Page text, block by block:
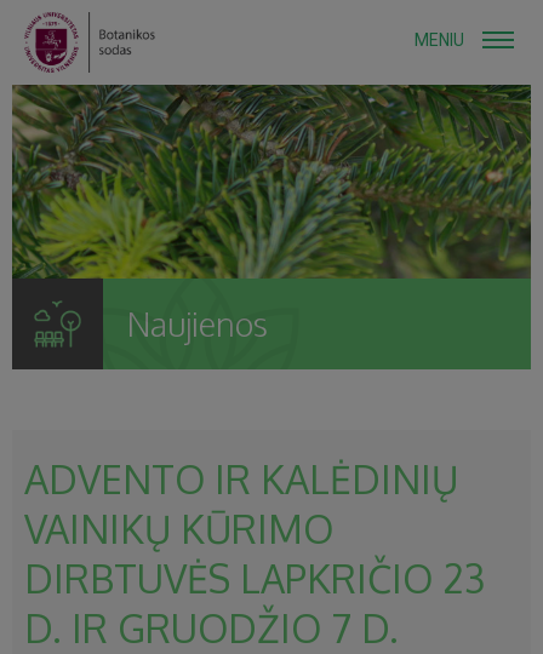
MENIU
Naujienos
ADVENTO IR KALĖDINIŲ
VAINIKŲ KŪRIMO
DIRBTUVĖS LAPKRIČIO 23
D. IR GRUODŽIO 7 D.